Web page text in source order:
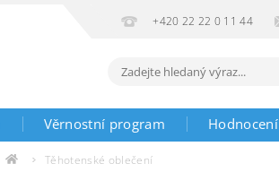
+420 22 22 0 11 44
Věrnostní program
Těhotenské oblečení